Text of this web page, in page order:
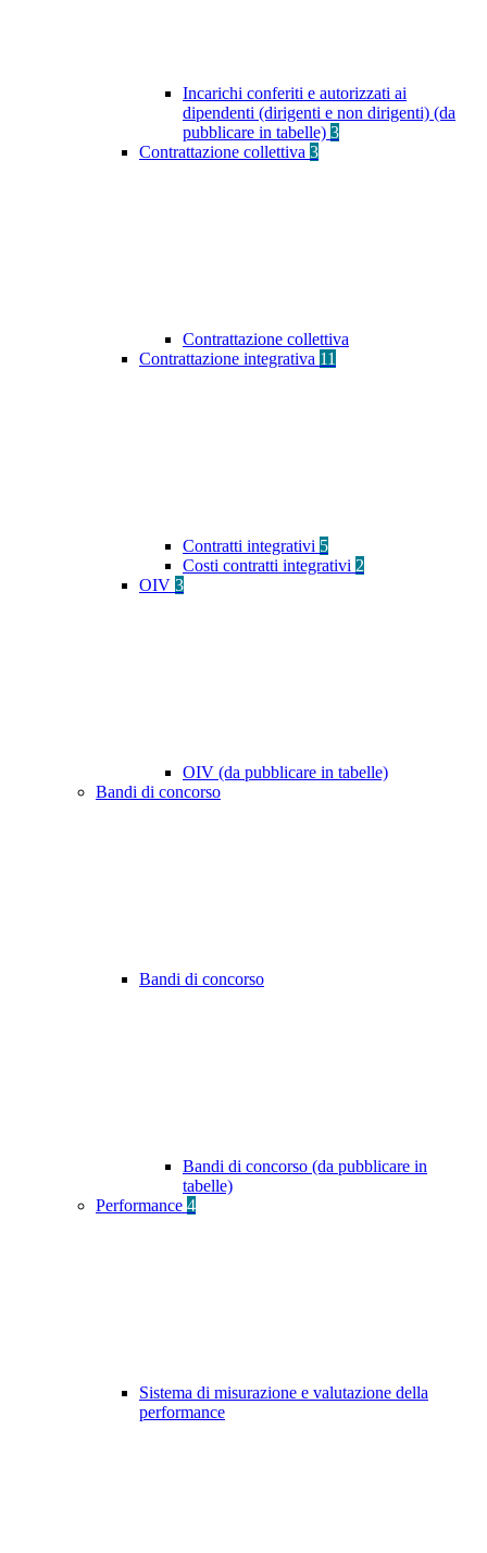
Incarichi conferiti e autorizzati ai
dipendenti (dirigenti e non dirigenti) (da
pubblicare in tabelle) 3
Contrattazione collettiva 3
Contrattazione collettiva
Contrattazione integrativa 11
Contratti integrativi 5
Costi contratti integrativi 2
OIV 3
OIV (da pubblicare in tabelle)
Bandi di concorso
Bandi di concorso
Bandi di concorso (da pubblicare in
tabelle)
Performance 4
Sistema di misurazione e valutazione della
performance